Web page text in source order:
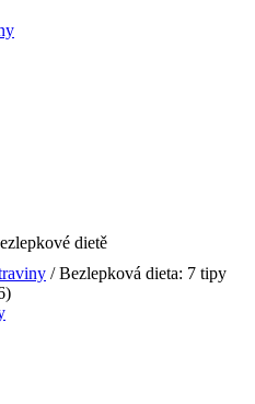
/ Bezlepková dieta: 7 tipy